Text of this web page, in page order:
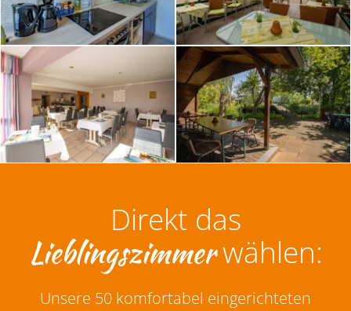
Direkt das
Lieblingszimmerwählen:
Unsere 50 komfortabel eingerichteten